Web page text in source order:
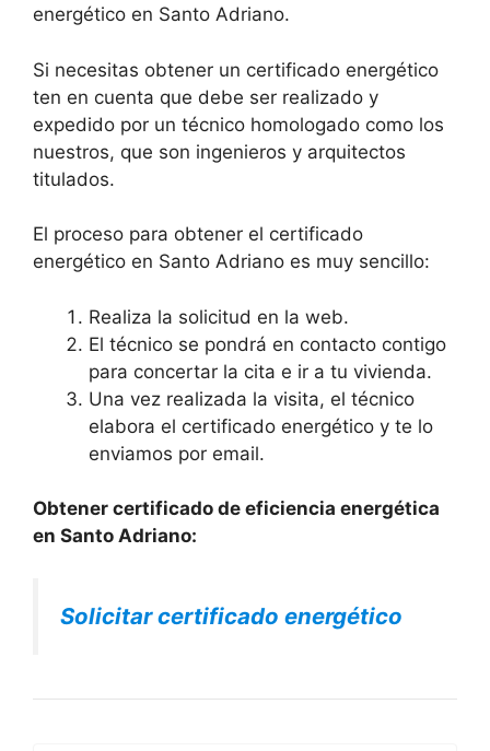
energético en Santo Adriano.
Si necesitas obtener un certificado energético
ten en cuenta que debe ser realizado y
expedido por un técnico homologado como los
nuestros, que son ingenieros y arquitectos
titulados.
El proceso para obtener el certificado
energético en Santo Adriano es muy sencillo:
Realiza la solicitud en la web.
El técnico se pondrá en contacto contigo
para concertar la cita e ir a tu vivienda.
Una vez realizada la visita, el técnico
elabora el certificado energético y te lo
enviamos por email.
Obtener certificado de eficiencia energética
en Santo Adriano:
Solicitar certificado energético